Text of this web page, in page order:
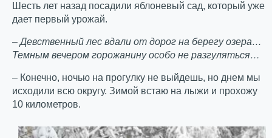
Шесть лет назад посадили яблоневый сад, который уже
дает первый урожай.
– Девственный лес вдали от дорог на берегу озера…
Темным вечером горожанину особо не разгуляться…
– Конечно, ночью на прогулку не выйдешь, но днем мы
исходили всю округу. Зимой встаю на лыжи и прохожу
10 километров.